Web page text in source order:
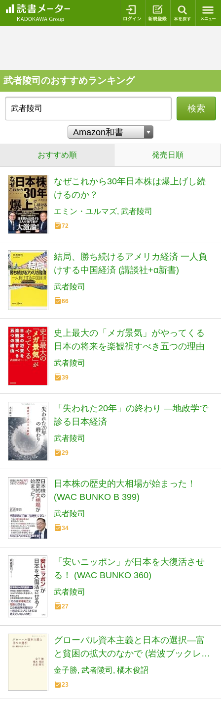
ログイン 新規登録
武者陵司のおすすめランキング
検索
おすすめ順 発売日順
なぜこれから30年日本株は爆上げし続
けるのか？
エミン・ユルマズ 武者陵司
72
結局、勝ち続けるアメリカ経済 一人負
けする中国経済 (講談社+α新書)
武者陵司
66
史上最大の「メガ景気」がやってくる
日本の将来を楽観視すべき五つの理由
武者陵司
39
「失われた20年」の終わり ―地政学で
診る日本経済
武者陵司
29
日本株の歴史的大相場が始まった！
(WAC BUNKO B 399)
武者陵司
34
「安いニッポン」が日本を大復活させ
る！ (WAC BUNKO 360)
武者陵司
27
グローバル資本主義と日本の選択―富
と貧困の拡大のなかで (岩波ブックレッ
ト NO. 779)
金子勝 武者陵司 橘木俊詔
23